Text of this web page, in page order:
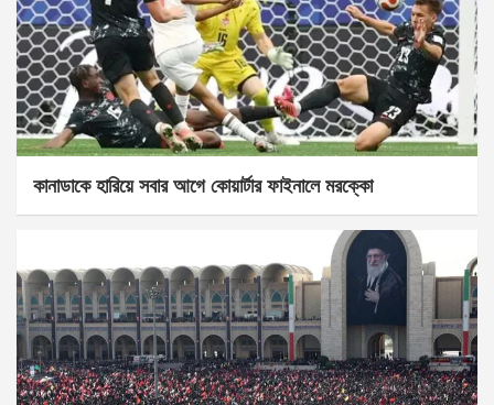
কানাডাকে হারিয়ে সবার আগে কোয়ার্টার ফাইনালে মরক্কো